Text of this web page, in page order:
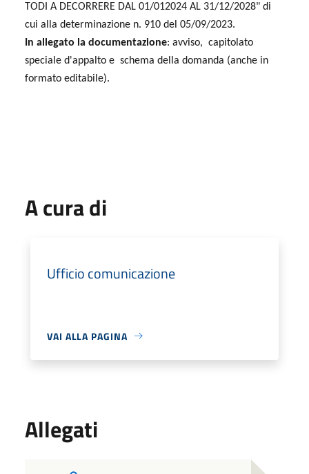
TODI A DECORRERE DAL 01/012024 AL 31/12/2028" di
cui alla determinazione n. 910 del 05/09/2023.
In allegato la documentazione: avviso, capitolato
speciale d'appalto e schema della domanda (anche in
formato editabile).
A cura di
Ufficio comunicazione
VAI ALLA PAGINA
Allegati